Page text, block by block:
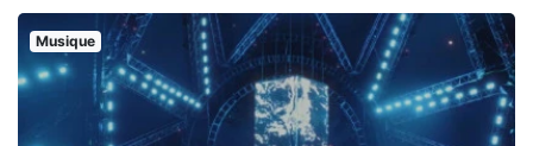
Musique